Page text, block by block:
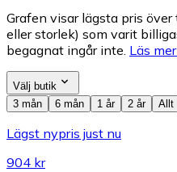
Grafen visar lägsta pris
eller storlek) som varit
begagnat ingår inte. Läs
Välj butik
3 mån
6 mån 1 år 2 år Allt
Lägst nypris just nu
904 kr